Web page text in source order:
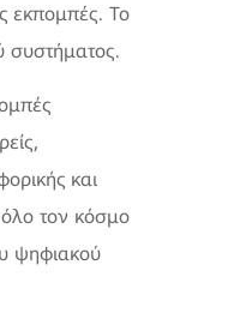
εκπομπές. Το
συστήματος.
και
τον κόσμο
ψηφιακού